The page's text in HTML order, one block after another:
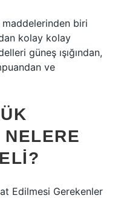
maddelerinden biri
kolay kolay
güneş ışığından,
ve
Edilmesi Gerekenler